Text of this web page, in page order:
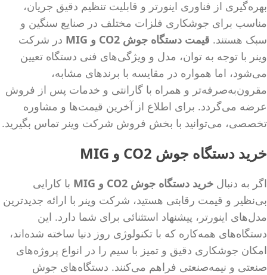
بهره‌گیری از فناوری اینورتر و قابلیت تنظیم دقیق جریان،
مناسب برای جوشکاری فلزات مختلف در صنایع سنگین و
سبک هستند. قیمت دستگاه جوش CO2 و MIG در شرکت
وینر با توجه به توان، مدل و ویژگی‌های فنی دستگاه تعیین
می‌شود، اما همواره در مقایسه با برندهای مشابه،
مقرون‌به‌صرفه‌تر و همراه با گارانتی و خدمات پس از فروش
عرضه می‌گردد. برای اطلاع از آخرین قیمت‌ها و مشاوره
تخصصی، می‌توانید با بخش فروش شرکت وینر تماس بگیرید.
خرید دستگاه جوش CO2 و MIG
اگر به دنبال خرید دستگاه جوش CO2 و MIG با کارایی
بی‌نظیر و قیمت رقابتی هستید، شرکت وینر با ارائه جدیدترین
مدل‌های اینورتر، پیشنهاد استثنائی برای شما دارد. این
دستگاه‌های همه‌کاره که با تکنولوژی روز دنیا ساخته شده‌اند،
امکان جوشکاری دقیق و تمیز با سیم را در انواع پروژه‌های
صنعتی و نیمه‌صنعتی فراهم می‌کنند. دستگاه‌های جوش